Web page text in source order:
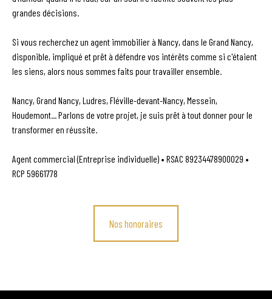
grandes décisions.
Si vous recherchez un agent immobilier à Nancy, dans le Grand Nancy,
disponible, impliqué et prêt à défendre vos intérêts comme si c'étaient
les siens, alors nous sommes faits pour travailler ensemble.
Nancy, Grand Nancy, Ludres, Fléville-devant-Nancy, Messein,
Houdemont... Parlons de votre projet, je suis prêt à tout donner pour le
transformer en réussite.
Agent commercial (Entreprise individuelle) • RSAC 89234478900029 •
RCP 59661778
Nos honoraires